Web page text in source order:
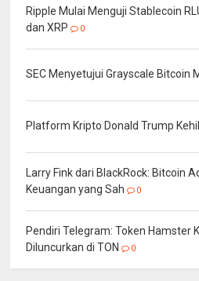
Ripple Mulai Menguji Stablecoin
dan XRP
0
SEC Menyetujui Grayscale Bitcoin
Platform Kripto Donald Trump
Larry Fink dari BlackRock: Bitcoin
Keuangan yang Sah
0
Pendiri Telegram: Token Hamster
Diluncurkan di TON
0